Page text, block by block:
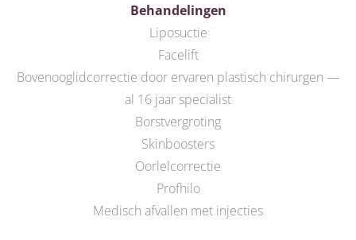
Behandelingen
Liposuctie
Facelift
Bovenooglidcorrectie door ervaren plastisch chirurgen —
al 16 jaar specialist
Borstvergroting
Skinboosters
Oorlelcorrectie
Profhilo
Medisch afvallen met injecties